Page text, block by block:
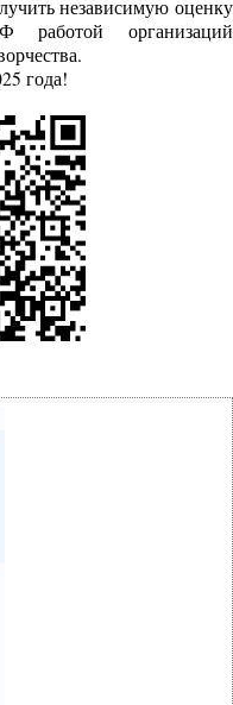
независимую оценку
работой организаций
года!